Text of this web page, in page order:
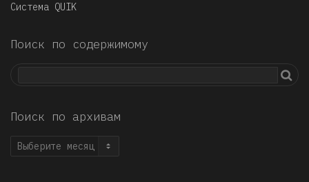
Система QUIK
Поиск по содержимому
Поиск по архивам
Поиск